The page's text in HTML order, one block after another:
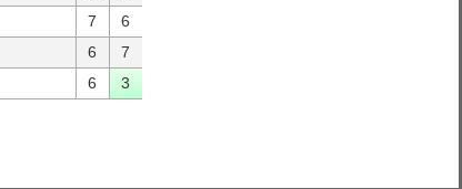
7
6
6
7
6 3